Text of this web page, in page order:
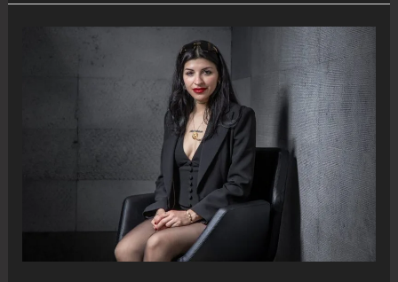
juicio
Maradona: